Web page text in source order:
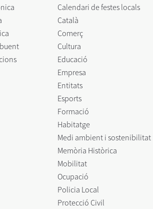
Calendari de festes locals
Català
Comerç
Cultura
Educació
Empresa
Entitats
Esports
Formació
Habitatge
Medi ambient i sostenibilitat
Memòria Històrica
Mobilitat
Ocupació
Policia Local
Protecció Civil